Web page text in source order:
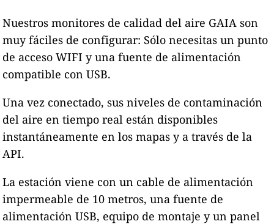
Nuestros monitores de calidad del aire GAIA son
muy fáciles de configurar: Sólo necesitas un punto
de acceso WIFI y una fuente de alimentación
compatible con USB.
Una vez conectado, sus niveles de contaminación
del aire en tiempo real están disponibles
instantáneamente en los mapas y a través de la
API.
La estación viene con un cable de alimentación
impermeable de 10 metros, una fuente de
alimentación USB, equipo de montaje y un panel